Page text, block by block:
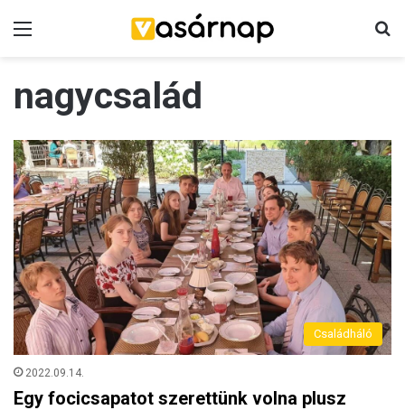
nagycsalád
Családháló
2022.09.14.
Egy focicsapatot szerettünk volna plusz